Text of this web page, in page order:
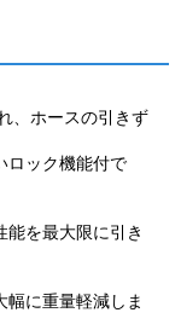
、ホースの引きず
ロック機能付で
を最大限に引き
に重量軽減しま